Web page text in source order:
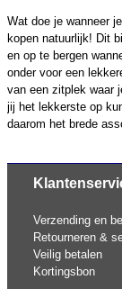
Wat doe je wanneer je
kopen natuurlijk! Dit
en op te bergen
onder voor een
van een zitplek waar
jij het lekkerste op
daarom het brede
Verzending en
Retourneren &
Veilig betalen
Kortingsbon